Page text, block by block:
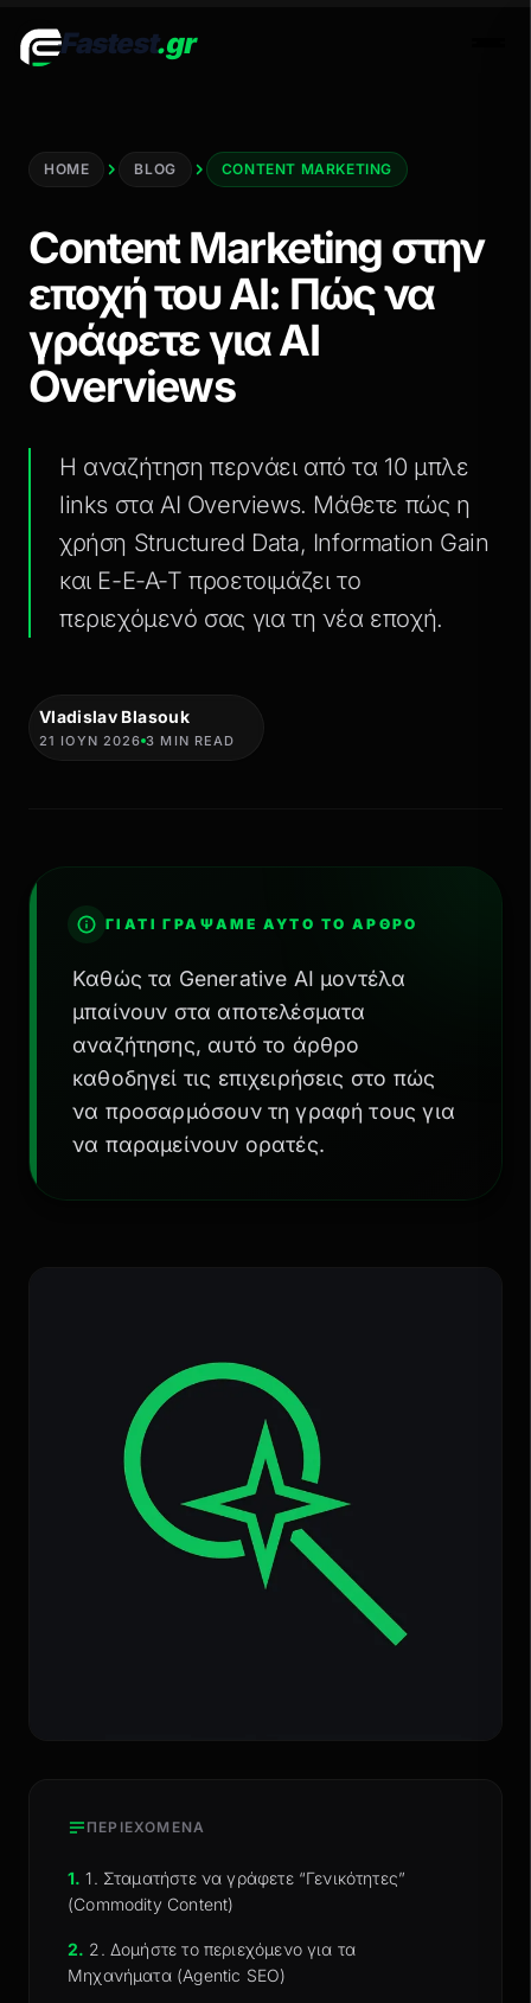
Fastest.gr
HOME BLOG CONTENT MARKETING
Content Marketing στην
εποχή του AI: Πώς να
γράφετε για AI
Overviews
Η αναζήτηση περνάει από τα 10 μπλε
links στα AI Overviews. Μάθετε πώς η
χρήση Structured Data, Information Gain
και E-E-A-T προετοιμάζει το
περιεχόμενό σας για τη νέα εποχή.
Vladislav Blasouk
21 ΙΟΥΝ 2026 3 MIN READ
ΓΙΑΤΊ ΓΡΆΨΑΜΕ ΑΥΤΌ ΤΟ ΆΡΘΡΟ
Καθώς τα Generative AI μοντέλα
μπαίνουν στα αποτελέσματα
αναζήτησης, αυτό το άρθρο
καθοδηγεί τις επιχειρήσεις στο πώς
να προσαρμόσουν τη γραφή τους για
να παραμείνουν ορατές.
ΠΕΡΙΕΧΟΜΕΝΑ
1. 1. Σταματήστε να γράφετε “Γενικότητες”
(Commodity Content)
2. 2. Δομήστε το περιεχόμενο για τα
Μηχανήματα (Agentic SEO)